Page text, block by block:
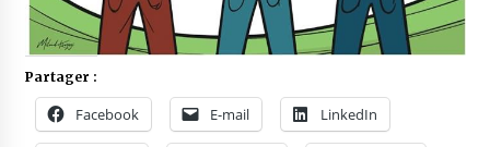
Partager :
Facebook E-mail LinkedIn